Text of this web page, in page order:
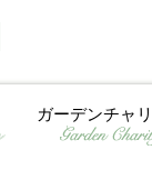
ガーデンチャ